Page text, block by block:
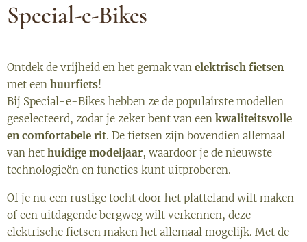
Special-e-Bikes
Ontdek de vrijheid en het gemak van elektrisch fietsen
met een huurfiets!
Bij Special-e-Bikes hebben ze de populairste modellen
geselecteerd, zodat je zeker bent van een kwaliteitsvolle
en comfortabele rit. De fietsen zijn bovendien allemaal
van het huidige modeljaar, waardoor je de nieuwste
technologieën en functies kunt uitproberen.
Of je nu een rustige tocht door het platteland wilt maken
of een uitdagende bergweg wilt verkennen, deze
elektrische fietsen maken het allemaal mogelijk. Met de